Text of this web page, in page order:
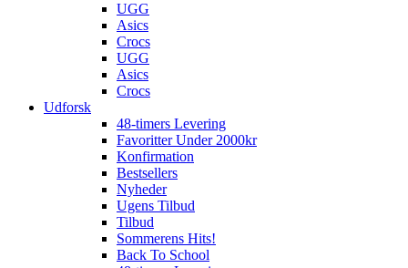
UGG
Asics
Crocs
UGG
Asics
Crocs
Udforsk
48-timers Levering
Favoritter Under 2000kr
Konfirmation
Bestsellers
Nyheder
Ugens Tilbud
Tilbud
Sommerens Hits!
Back To School